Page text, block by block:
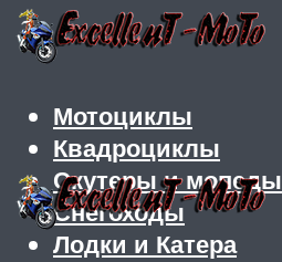
Мотоциклы
Квадроциклы
Скутеры и мопеды
Снегоходы
Лодки и Катера